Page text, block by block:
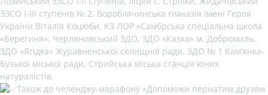
ЗЗСО І-ІІІ ступенів № 2, Вороблячинська гімназія імені Героя
України Віталія Коцюби, КЗ ЛОР «Самбрська спеціальна школа
«Берегиня», Черлянивський ЗДО, ЗДО «Казка» м. Добромиль,
ЗДО «Ягідка» Журавненської селищної ради, ЗДО № 1 Кам’янка-
Бузької міської ради, Стрийська міська станція юних
натуралістів.
Також до челенджу-марафону «Допоможи пернатим друзям